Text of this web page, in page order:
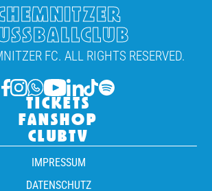
FC. ALL RIGHTS RESERVED.
TICKETS
FANSHOP
CLUBTV
IMPRESSUM
DATENSCHUTZ